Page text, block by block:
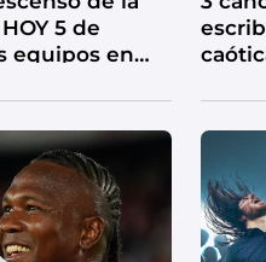
5 de
equipos en